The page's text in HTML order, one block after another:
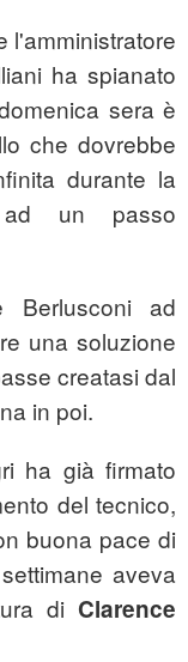
l'amministratore
ha spianato
sera è
che dovrebbe
durante la
un passo
Berlusconi ad
una soluzione
creatasi dal
in poi.
ha già firmato
del tecnico,
buona pace di
aveva
di Clarence